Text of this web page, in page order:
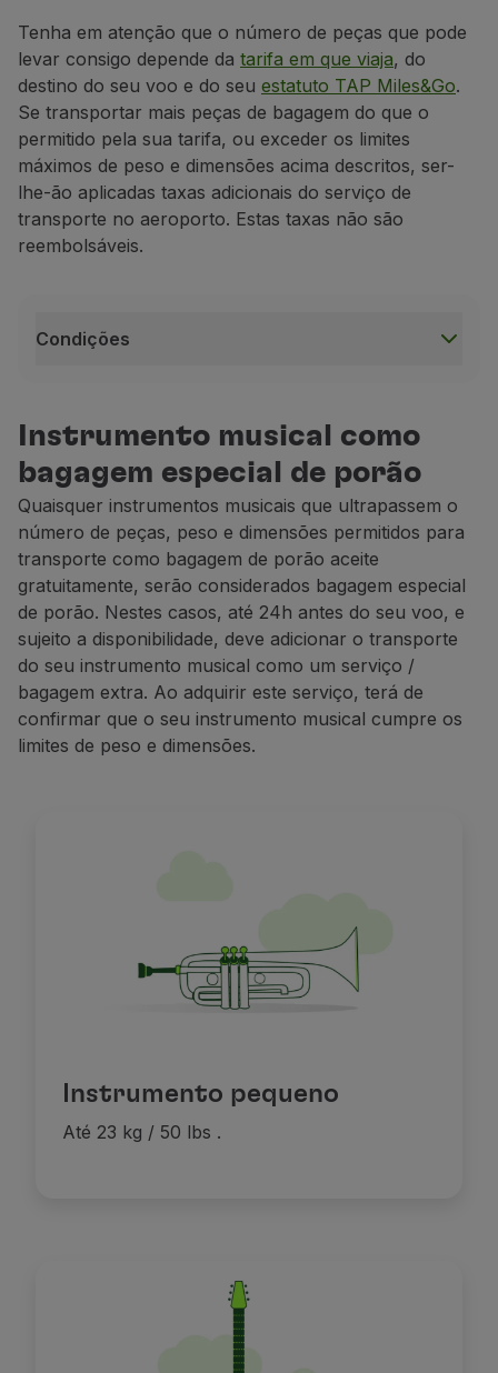
Tenha em atenção que o número de peças que pode
levar consigo depende da tarifa em que viaja, do
destino do seu voo e do seu estatuto TAP Miles&Go.
Se transportar mais peças de bagagem do que o
permitido pela sua tarifa, ou exceder os limites
máximos de peso e dimensões acima descritos, ser-
lhe-ão aplicadas taxas adicionais do serviço de
transporte no aeroporto. Estas taxas não são
reembolsáveis.
Condições
Se o seu instrumento musical ultrapassar as
Este serviço de transporte de instrumentos
Este serviço está sujeito a disponibilidade.
Instrumento musical como
bagagem especial de porão
Quaisquer instrumentos musicais que ultrapassem o
número de peças, peso e dimensões permitidos para
transporte como bagagem de porão aceite
gratuitamente, serão considerados bagagem especial
de porão. Nestes casos, até 24h antes do seu voo, e
sujeito a disponibilidade, deve adicionar o transporte
do seu instrumento musical como um serviço /
bagagem extra. Ao adquirir este serviço, terá de
confirmar que o seu instrumento musical cumpre os
limites de peso e dimensões.
Instrumento pequeno
Até 23 kg / 50 lbs .